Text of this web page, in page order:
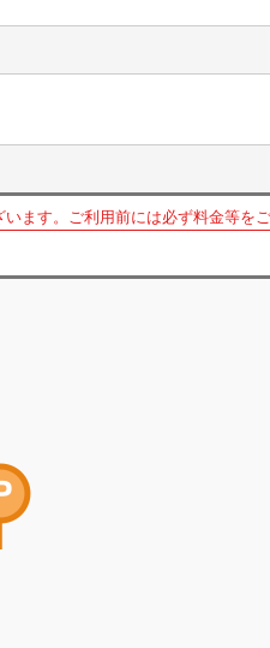
ます。ご利用前には必ず料金等をご